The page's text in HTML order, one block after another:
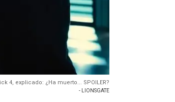
4, explicado: ¿Ha muerto... SPOILER?
- LIONSGATE